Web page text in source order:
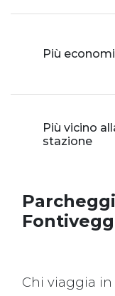
Più
Più vicino
stazione
Chi viaggia in